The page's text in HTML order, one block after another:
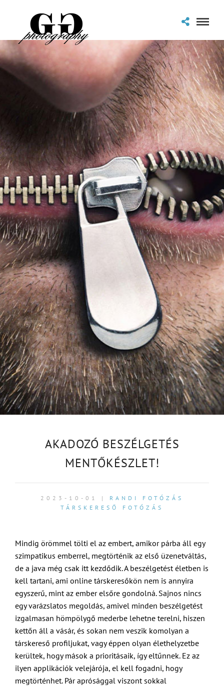
AKADOZÓ BESZÉLGETÉS
MENTŐKÉSZLET!
2023-10-01 | RANDI FOTÓZÁS
TÁRSKERESŐ FOTÓZÁS
Mindig örömmel tölti el az embert, amikor párba áll egy
szimpatikus emberrel, megtörténik az első üzenetváltás,
de a java még csak itt kezdődik. A beszélgetést életben is
kell tartani, ami online társkeresőkön nem is annyira
egyszerű, mint az ember elsőre gondolná. Sajnos nincs
egy varázslatos megoldás, amivel minden beszélgetést
izgalmasan hömpölygő mederbe lehetne terelni, hiszen
kettőn áll a vásár, és sokan nem veszik komolyan a
társkereső profiljukat, vagy éppen olyan élethelyzetbe
kerültek, hogy mások a prioritásaik, így eltűnnek. Ez az
ilyen applikációk velejárója, el kell fogadni, hogy
megtörténhet. Pár aprósággal viszont sokkal